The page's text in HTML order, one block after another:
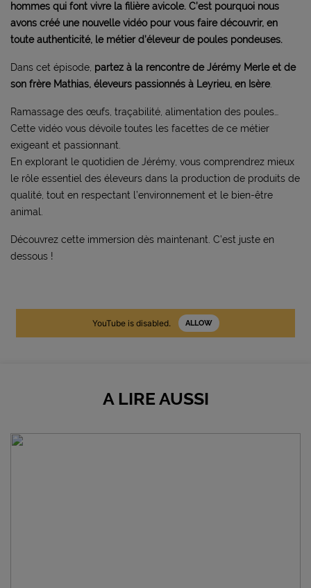
hommes qui font vivre la filière avicole. C’est pourquoi nous
avons créé une nouvelle vidéo pour vous faire découvrir, en
toute authenticité, le métier d’éleveur de poules pondeuses.
Dans cet épisode, partez à la rencontre de Jérémy Merle et de
son frère Mathias, éleveurs passionnés à Leyrieu, en Isère.
Ramassage des œufs, traçabilité, alimentation des poules…
Cette vidéo vous dévoile toutes les facettes de ce métier
exigeant et passionnant.
En explorant le quotidien de Jérémy, vous comprendrez mieux
le rôle essentiel des éleveurs dans la production de produits de
qualité, tout en respectant l’environnement et le bien-être
animal.
Découvrez cette immersion dès maintenant. C’est juste en
dessous !
YouTube is disabled. ALLOW
A LIRE AUSSI